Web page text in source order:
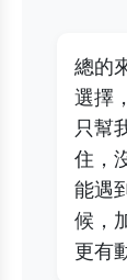
總的
選擇
只幫
住，
能遇
候，
更有